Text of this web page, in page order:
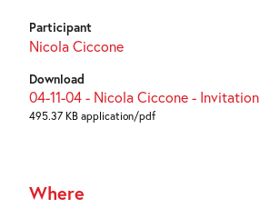
Participant
Nicola Ciccone
Download
04-11-04 - Nicola Ciccone - Invitation
495.37 KB application/pdf
Where